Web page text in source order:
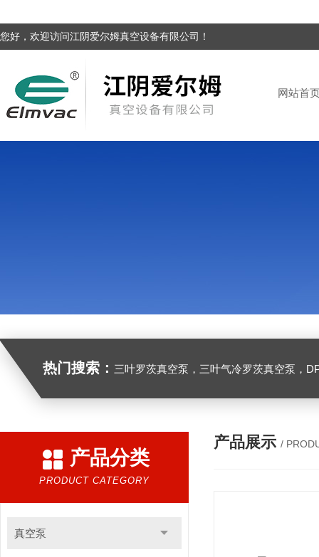
您好，欢迎访问江阴爱尔姆真空设备有限公司！
网站首
热门搜索： 三叶罗茨真空泵，三叶气冷罗茨真空泵，
产品分类
PRODUCT CATEGORY
真空泵
产品展示 /